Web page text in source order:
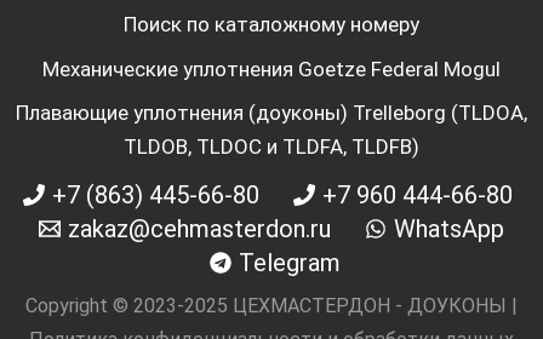
Поиск по каталожному номеру
Механические уплотнения Goetze Federal Mogul
Плавающие уплотнения (доуконы) Trelleborg (TLDOA,
TLDOB, TLDOC и TLDFA, TLDFB)
+7 (863) 445-66-80
+7 960 444-66-80
zakaz@cehmasterdon.ru
WhatsApp
Telegram
Copyright © 2023-2025 ЦЕХМАСТЕРДОН - ДОУКОНЫ |